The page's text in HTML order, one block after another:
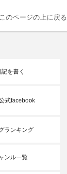
このページの上に戻る
記を書く
式facebook
ランキング
ンル一覧